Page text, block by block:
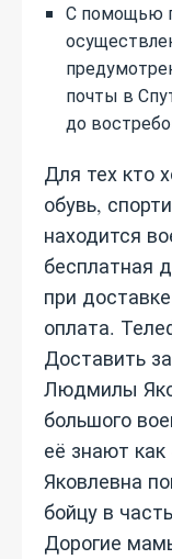
С помощью
почты в
до
Для тех кто
обувь,
находится
бесплатная
при
оплата.
Доставить
Людмилы
большого
её знают
Яковлевна
бойцу в
Дорогие